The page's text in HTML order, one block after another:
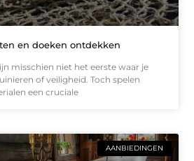
en doeken ontdekken
misschien niet het eerste waar je
of veiligheid. Toch spelen
een cruciale
AANBIEDINGEN